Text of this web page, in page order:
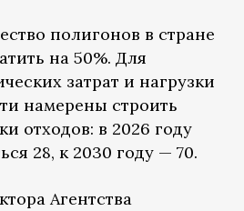
полигонов в стране
на 50%. Для
затрат и нагрузки
намерены строить
отходов: в 2026 году
28, к 2030 году — 70.
Агентства